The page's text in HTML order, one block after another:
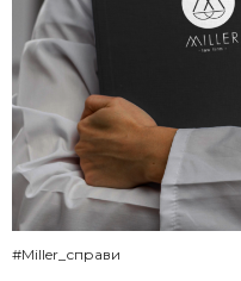
#Miller_справи